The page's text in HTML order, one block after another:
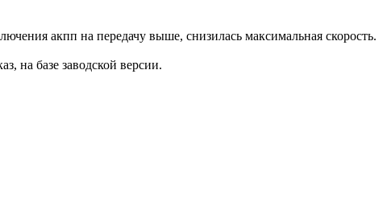
акпп на передачу выше, снизилась максимальная скорость.
на базе заводской версии.